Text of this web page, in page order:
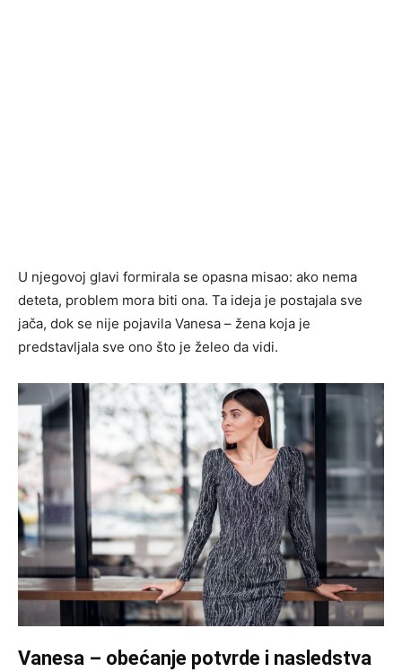
U njegovoj glavi formirala se opasna misao: ako nema
deteta, problem mora biti ona. Ta ideja je postajala sve
jača, dok se nije pojavila Vanesa – žena koja je
predstavljala sve ono što je želeo da vidi.
Vanesa – obećanje potvrde i nasledstva